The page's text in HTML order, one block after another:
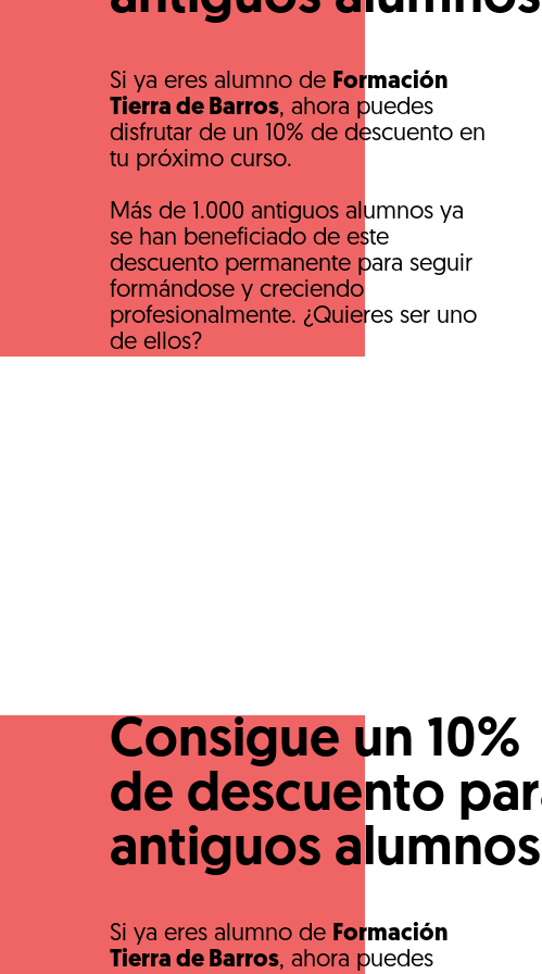
Si ya eres alumno de Formación
Tierra de Barros, ahora puedes
disfrutar de un 10% de descuento en
tu próximo curso.
Más de 1.000 antiguos alumnos ya
se han beneficiado de este
descuento permanente para seguir
formándose y creciendo
profesionalmente. ¿Quieres ser uno
de ellos?
Consigue un 10%
de descuento
antiguos alumnos
Si ya eres alumno de Formación
Tierra de Barros, ahora puedes